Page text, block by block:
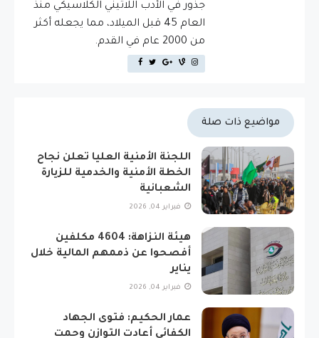
جذور في الأدب اللاتيني الكلاسيكي منذ
العام 45 قبل الميلاد، مما يجعله أكثر
من 2000 عام في القدم.
مواضيع ذات صلة
اللجنة الأمنية العليا تعلن نجاح
الخطة الأمنية والخدمية للزيارة
الشعبانية
فبراير 04, 2026
هيئة النزاهة: 4604 مكلفين
أفصحوا عن ذممهم المالية خلال
يناير
فبراير 04, 2026
عمار الحكيم: فتوى الجهاد
الكفائي أعادت التوازن وحمت